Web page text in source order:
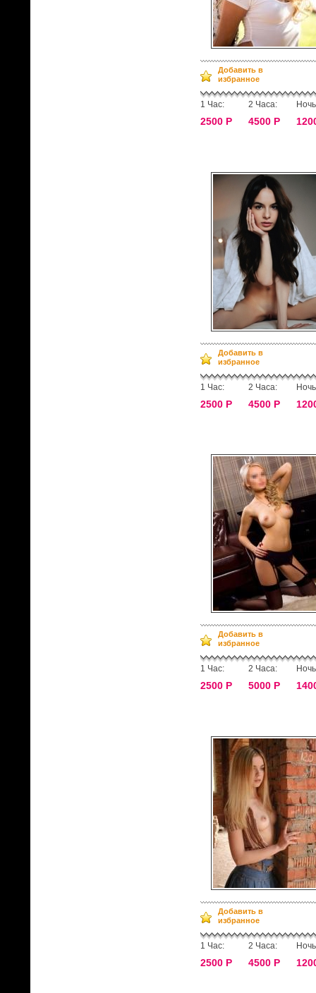
Добавить в
избранное
1 Час:
2500 Р
2 Часа:
4500 Р
Добавить в
избранное
1 Час:
2500 Р
2 Часа:
4500 Р
Добавить в
избранное
1 Час:
2500 Р
2 Часа:
5000 Р
Добавить в
избранное
1 Час:
2500 Р
2 Часа:
4500 Р